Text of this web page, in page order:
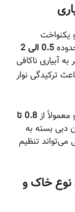
یکنواخت
0.5 الی 2
آبیاری ناکافی
ترکیدگی نوار
از
0.8 تا
دبی بسته به
می‌تواند تنظیم
خاک و